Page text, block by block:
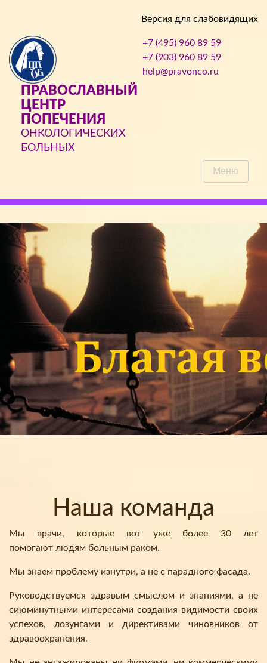
Версия для слабовидящих
ПРАВОСЛАВНЫЙ
ЦЕНТР
ПОПЕЧЕНИЯ
ОНКОЛОГИЧЕСКИХ
БОЛЬНЫХ
+7 (495) 960 89 59
+7 (903) 960 89 59
help@pravonco.ru
Меню
Наша команда
Мы врачи, которые вот уже более 30 лет
помогают людям больным раком.
Мы знаем проблему изнутри, а не с парадного фасада.
Руководствуемся здравым смыслом и знаниями, а не
сиюминутными интересами создания видимости своих
успехов, лозунгами и директивами чиновников от
здравоохранения.